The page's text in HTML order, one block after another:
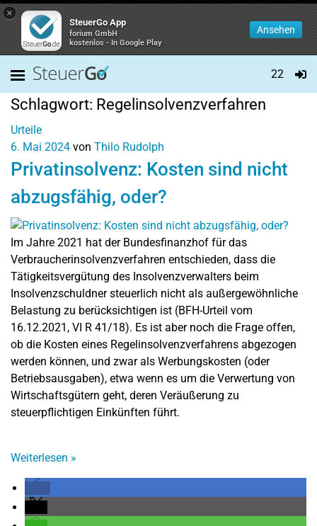
×
SteuerGo App
forium GmbH
kostenlos - In Google Play
Ansehen
22
Schlagwort: Regelinsolvenzverfahren
Urteile
6. Mai 2024 von Thilo Rudolph
Privatinsolvenz: Kosten sind nicht
abzugsfähig, oder?
Im Jahre 2021 hat der Bundesfinanzhof für das
Verbraucherinsolvenzverfahren entschieden, dass die
Tätigkeitsvergütung des Insolvenzverwalters beim
Insolvenzschuldner steuerlich nicht als außergewöhnliche
Belastung zu berücksichtigen ist (BFH-Urteil vom
16.12.2021, VI R 41/18). Es ist aber noch die Frage offen,
ob die Kosten eines Regelinsolvenzverfahrens abgezogen
werden können, und zwar als Werbungskosten (oder
Betriebsausgaben), etwa wenn es um die Verwertung von
Wirtschaftsgütern geht, deren Veräußerung zu
steuerpflichtigen Einkünften führt.
Weiterlesen »